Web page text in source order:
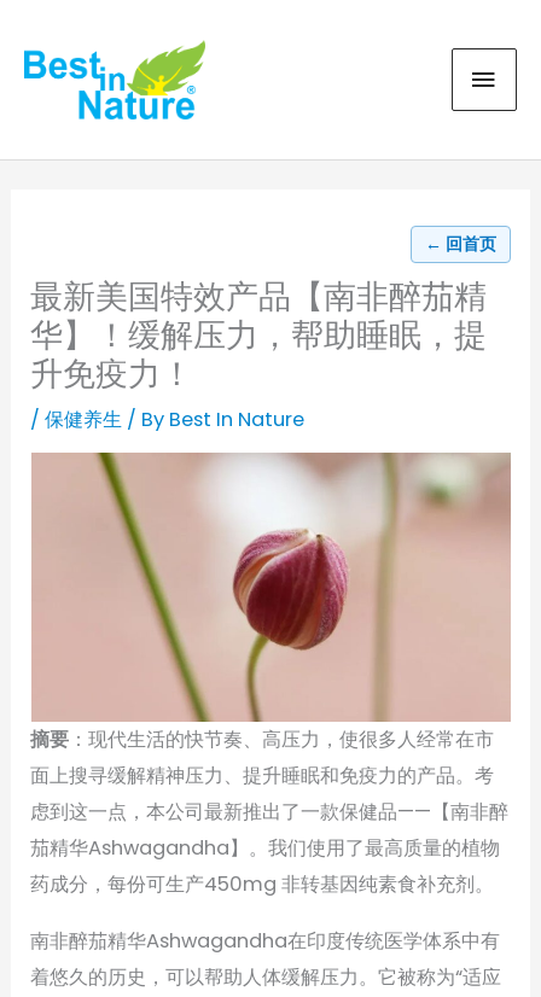
content
← 回首页
最新美国特效产品【南非醉茄精
华】！缓解压力，帮助睡眠，提
升免疫力！
/保健养生 / By Best In Nature
摘要 ：现代生活的快节奏、高压力，使很多人经常在市
面上搜寻缓解精神压力、提升睡眠和免疫力的产品。考
虑到这一点，本公司最新推出了一款保健品——【南非醉
茄精华Ashwagandha】。我们使用了最高质量的植物
药成分，每份可生产450mg 非转基因纯素食补充剂。
南非醉茄精华Ashwagandha在印度传统医学体系中有
着悠久的历史，可以帮助人体缓解压力。它被称为“适应